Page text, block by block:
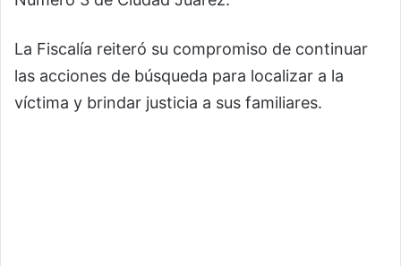
La Fiscalía reiteró su compromiso de continuar
las acciones de búsqueda para localizar a la
víctima y brindar justicia a sus familiares.